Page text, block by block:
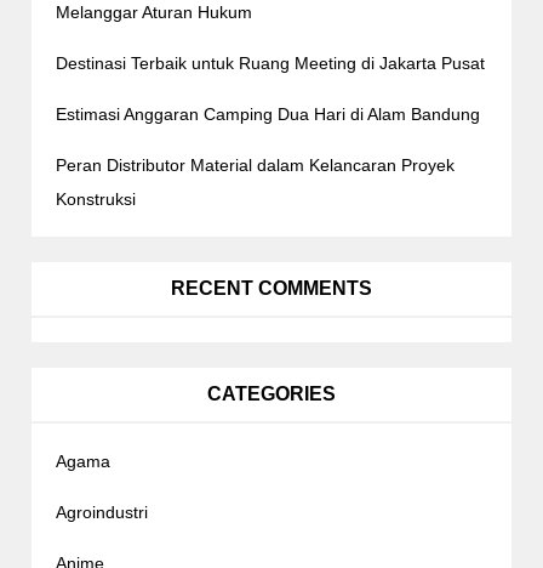
Melanggar Aturan Hukum
Destinasi Terbaik untuk Ruang Meeting di Jakarta Pusat
Estimasi Anggaran Camping Dua Hari di Alam Bandung
Peran Distributor Material dalam Kelancaran Proyek
Konstruksi
RECENT COMMENTS
CATEGORIES
Agama
Agroindustri
Anime